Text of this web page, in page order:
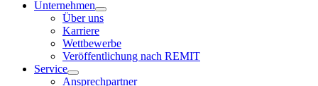
Unternehmen
Über uns
Karriere
Wettbewerbe
Veröffentlichung nach REMIT
Service
Ansprechpartner